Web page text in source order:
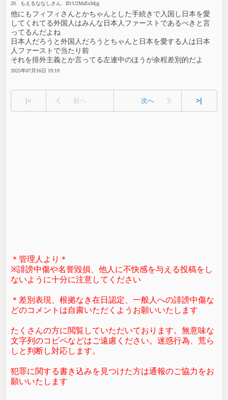
20. もえるななしさん. ID:U2MzExMjg
他にもフィフィさんとかちゃんとした手続きで入国し日本を愛
してくれてる外国人はみんな日本人ファーストであるべきと言
ってるんだよね
日本人だろうと外国人だろうとちゃんと日本を愛する人は日本
人ファーストで当たり前
それを排外主義とか言ってる左連中のほうが余程差別的だよ
2025年07月16日 19:19
|< 前へ 次へ >|
＊管理人より＊
※誹謗中傷や名誉毀損、他人に不快感を与える投稿をし
ないように十分に注意してください
＊差別表現、根拠なき在日認定、一般人への誹謗中傷な
どのコメントは自粛いただくようお願いいたします
たくさんの方に閲覧していただいております。無意味な
文字列のコピペなどはご遠慮ください。迷惑行為、荒ら
しと判断し対応します。
犯罪に関する書き込みを見つけた方は通報のご協力をお
願いいたします